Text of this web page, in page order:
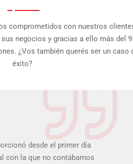
comprometidos con nuestros
negocios y gracias a ello más del
¿Vos también querés ser un caso
éxito?
desde el primer día
con la que no contábamos